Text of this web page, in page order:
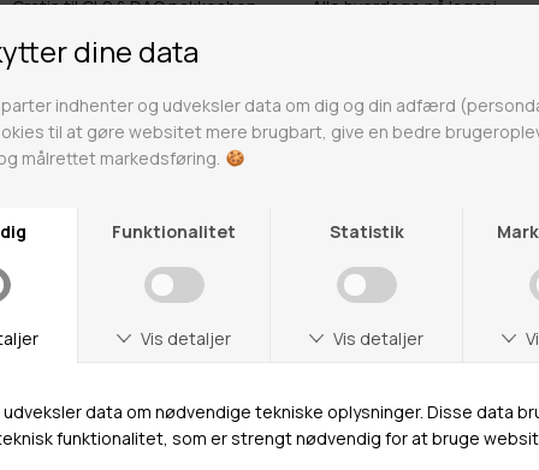
Gratis til GLS & DAO pakkeshop
Alle hverdage på lager i
Butikker
Webshop lager
5260 Odense S